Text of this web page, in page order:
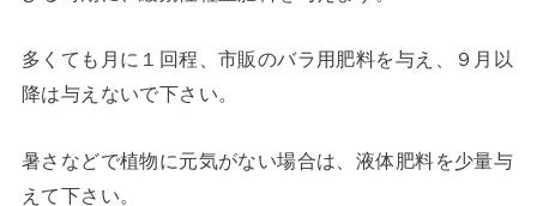
多くても月に１回程、市販のバラ用肥料を与え、９月以
降は与えないで下さい。
暑さなどで植物に元気がない場合は、液体肥料を少量与
えて下さい。